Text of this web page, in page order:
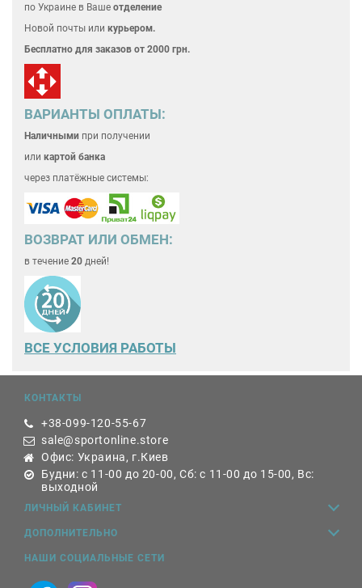
по Украине в Ваше отделение
Новой почты или курьером.
Бесплатно для заказов от 2000 грн.
ВАРИАНТЫ ОПЛАТЫ:
Наличными при получении
или картой банка
через платёжные системы:
ВОЗВРАТ ИЛИ ОБМЕН:
в течение 20 дней!
ВСЕ УСЛОВИЯ РАБОТЫ
КОНТАКТЫ
+38-099-120-55-67
sale@sportonline.store
Офис: Украина, г.Киев
Будни: с 11-00 до 20-00, Сб: с 11-00 до 15-00, Вс:
выходной
ЛИЧНЫЙ КАБИНЕТ
ДОПОЛНИТЕЛЬНО
НАШИ СОЦИАЛЬНЫЕ СЕТИ